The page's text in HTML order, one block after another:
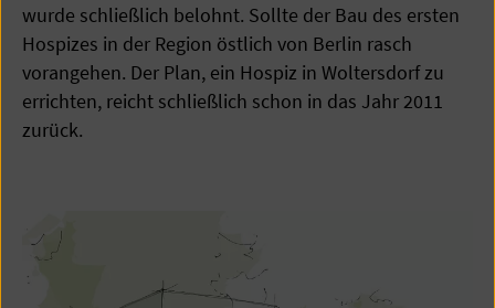
wurde schließlich belohnt. Sollte der Bau des ersten
Hospizes in der Region östlich von Berlin rasch
vorangehen. Der Plan, ein Hospiz in Woltersdorf zu
errichten, reicht schließlich schon in das Jahr 2011
zurück.